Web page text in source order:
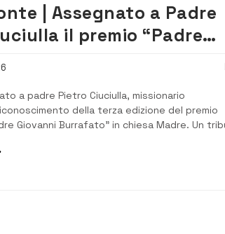
| Assegnato a Padre
il premio “Padre
a padre Pietro Ciuciulla, missionario
della terza edizione del premio
Giovanni Burrafato” in chiesa Madre. Un
e per la promozione umana nei contesti